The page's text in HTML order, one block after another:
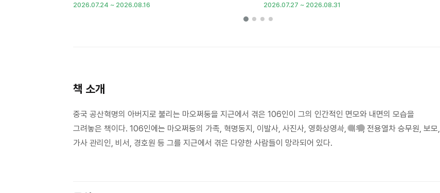
2026.07.24 ~ 2026.08.16 2026.07.27 ~ 2026.08.31
책 소개
중국 공산혁명의 아버지로 불리는 마오쩌둥을 지근에서 겪은 106인이 그의 인간적인 면모와 내면의 모습을
그려놓은 책이다. 106인에는 마오쩌둥의 가족, 혁명동지, 이발사, 사진사, 영화상영사, 배우, 전용열차 승무원, 보모,
가사 관리인, 비서, 경호원 등 그를 지근에서 겪은 다양한 사람들이 망라되어 있다.